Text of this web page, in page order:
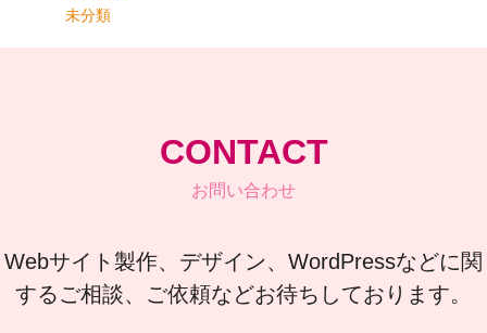
未分類
CONTACT
お問い合わせ
Webサイト製作、デザイン、WordPressなどに関
するご相談、ご依頼などお待ちしております。